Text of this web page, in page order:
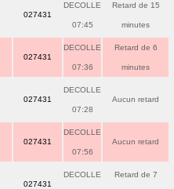
027431
DECOLLE
07:45
Retard de 15
minutes
027431
DECOLLE
07:36
Retard de 6
minutes
027431
DECOLLE
07:28
Aucun retard
027431
DECOLLE
07:56
Aucun retard
027431
DECOLLE Retard de 7